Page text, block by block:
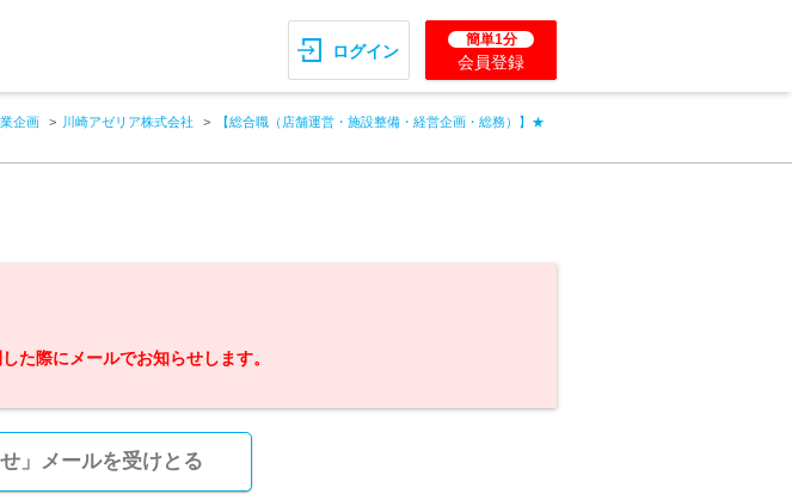
ログイン
簡単1分
会員登録
企画 川崎アゼリア株式会社
【総合職（店舗運営・施設整備・経営企画・総務）】★
た際にメールでお知らせします。
」メールを受けとる